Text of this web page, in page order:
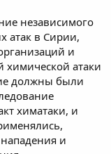
независимого
атак в Сирии,
и
химической атаки
должны были
химатаки, и
и